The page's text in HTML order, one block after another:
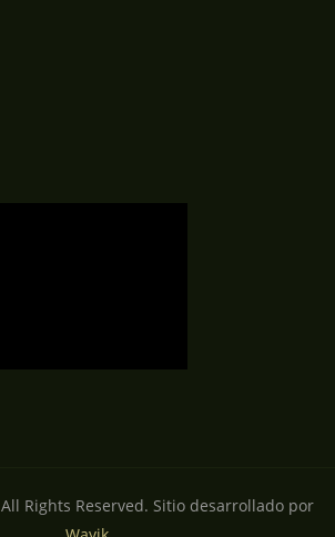
All Rights Reserved. Sitio desarrollado por